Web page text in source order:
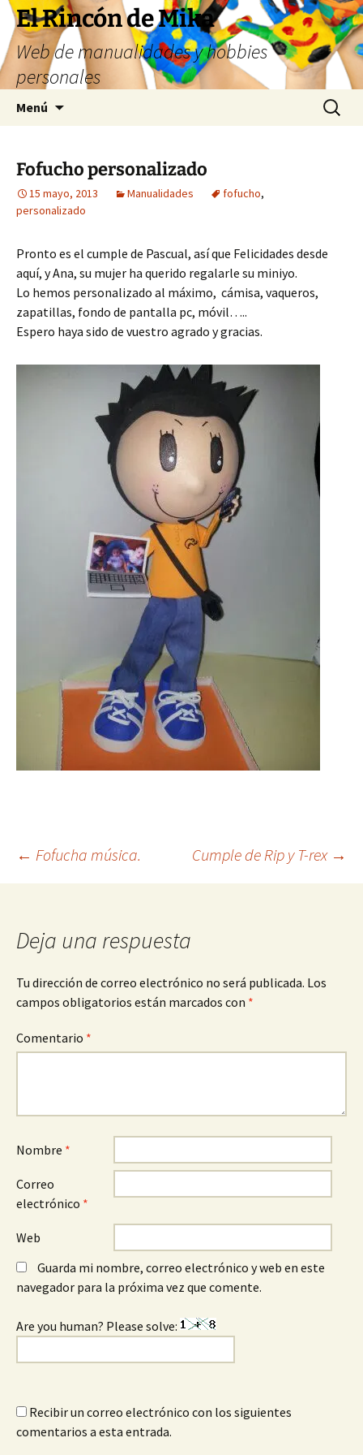
Saltar
contenido
El Rincón de Mika
Web de manualidades y hobbies
personales
Menú Buscar:
Fofucho personalizado
15 mayo, 2013 Manualidades fofucho,
personalizado
Pronto es el cumple de Pascual, así que Felicidades desde
aquí, y Ana, su mujer ha querido regalarle su miniyo.
Lo hemos personalizado al máximo, cámisa, vaqueros,
zapatillas, fondo de pantalla pc, móvil…..
Espero haya sido de vuestro agrado y gracias.
Navegación
entradas
← Fofucha música. Cumple de Rip y T-rex →
Deja una respuesta
Tu dirección de correo electrónico no será publicada. Los
campos obligatorios están marcados con *
Comentario *
Nombre *
Correo
electrónico *
Web
Guarda mi nombre, correo electrónico y web en este
navegador para la próxima vez que comente.
Are you human? Please solve:
Recibir un correo electrónico con los siguientes
comentarios a esta entrada.